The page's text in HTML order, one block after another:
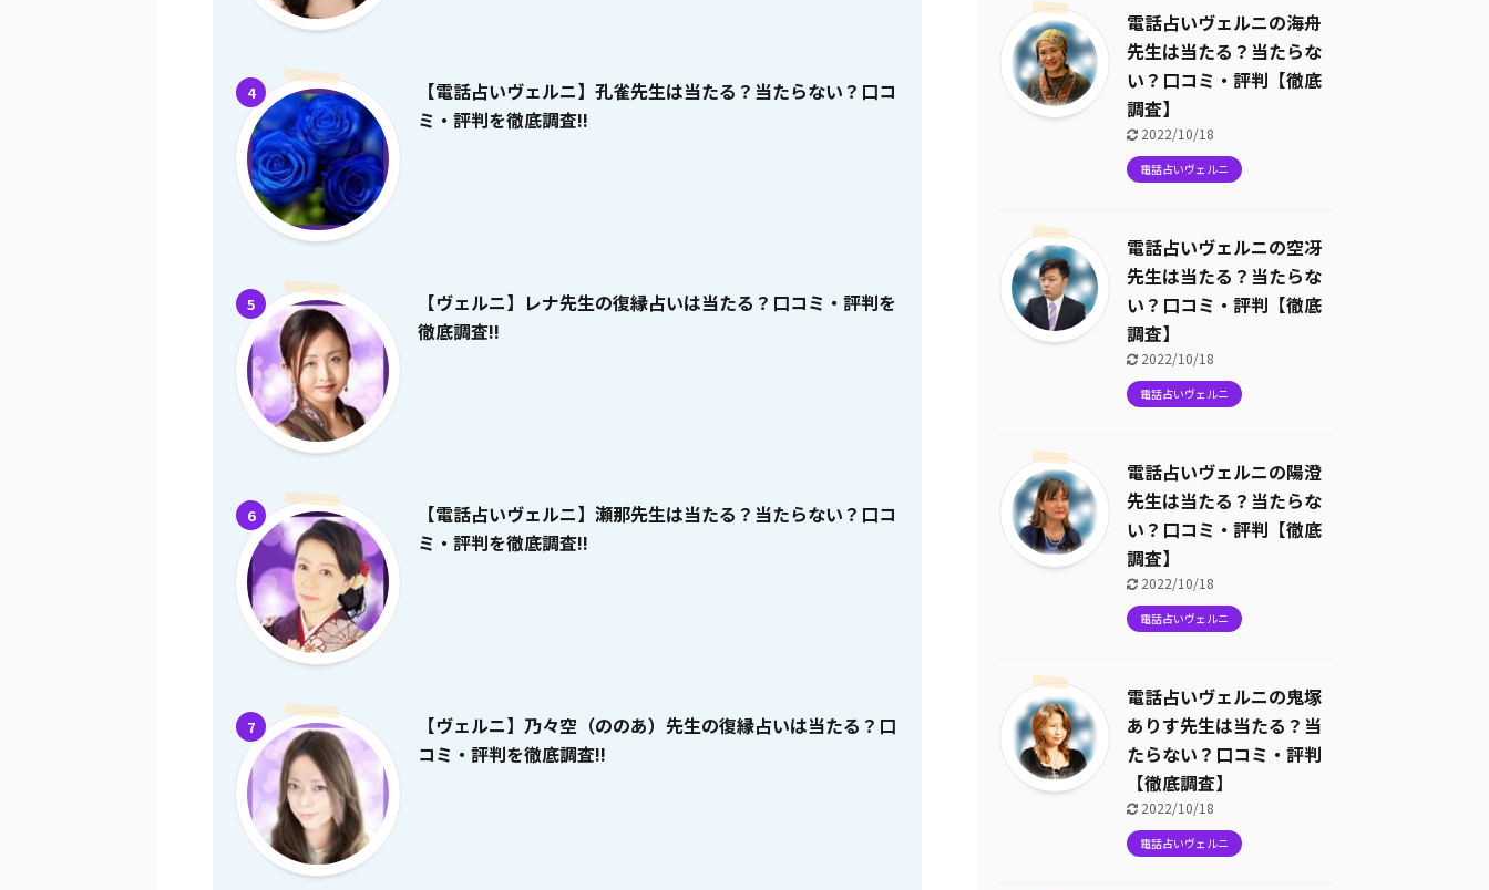
4
【電話占いヴェルニ】孔雀先生は当たる？当たらない？口コ
ミ・評判を徹底調査!!
5
【ヴェルニ】レナ先生の復縁占いは当たる？口コミ・評判を
徹底調査!!
6
【電話占いヴェルニ】瀬那先生は当たる？当たらない？口コ
ミ・評判を徹底調査!!
7
【ヴェルニ】乃々空（ののあ）先生の復縁占いは当たる？口
コミ・評判を徹底調査!!
電話占いヴェルニの海舟
先生は当たる？当たらな
い？口コミ・評判【徹底
調査】
2022/10/18
電話占いヴェルニ
電話占いヴェルニの空冴
先生は当たる？当たらな
い？口コミ・評判【徹底
調査】
2022/10/18
電話占いヴェルニ
電話占いヴェルニの陽澄
先生は当たる？当たらな
い？口コミ・評判【徹底
調査】
2022/10/18
電話占いヴェルニ
電話占いヴェルニの鬼塚
ありす先生は当たる？当
たらない？口コミ・評判
【徹底調査】
2022/10/18
電話占いヴェルニ